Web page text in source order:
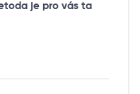
je pro vás ta